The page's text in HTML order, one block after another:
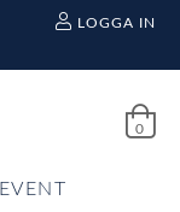
LOGGA IN
0